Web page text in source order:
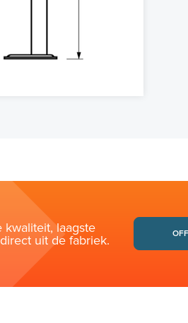
kwaliteit, laagste
uit de fabriek.